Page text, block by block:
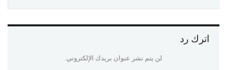
اترك رد
لن يتم نشر عنوان بريدك الإلكتروني.